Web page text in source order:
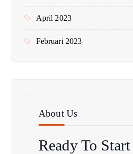
April 2023
Februari 2023
About Us
Ready To Start